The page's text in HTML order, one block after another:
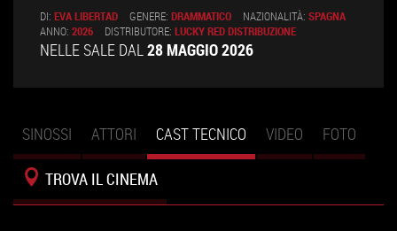
DI: EVA LIBERTAD GENERE: DRAMMATICO NAZIONALITÀ: SPAGNA
ANNO: 2026 DISTRIBUTORE: LUCKY RED DISTRIBUZIONE
NELLE SALE DAL28 MAGGIO 2026
Schede primarie
SINOSSI ATTORI CAST TECNICO (SCHEDA
ATTIVA)
VIDEO FOTO
TROVA IL CINEMA